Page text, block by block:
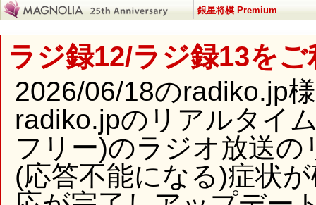
銀星将棋 Premium
ラジ録12/ラジ録13を
2026/06/18のradiko.jp
radiko.jpのリアルタイ
フリー)のラジオ放送
(応答不能になる)症状